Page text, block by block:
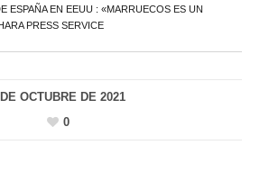
ESPAÑA EN EEUU : «MARRUECOS ES UN
PRESS SERVICE
OCTUBRE DE 2021
0